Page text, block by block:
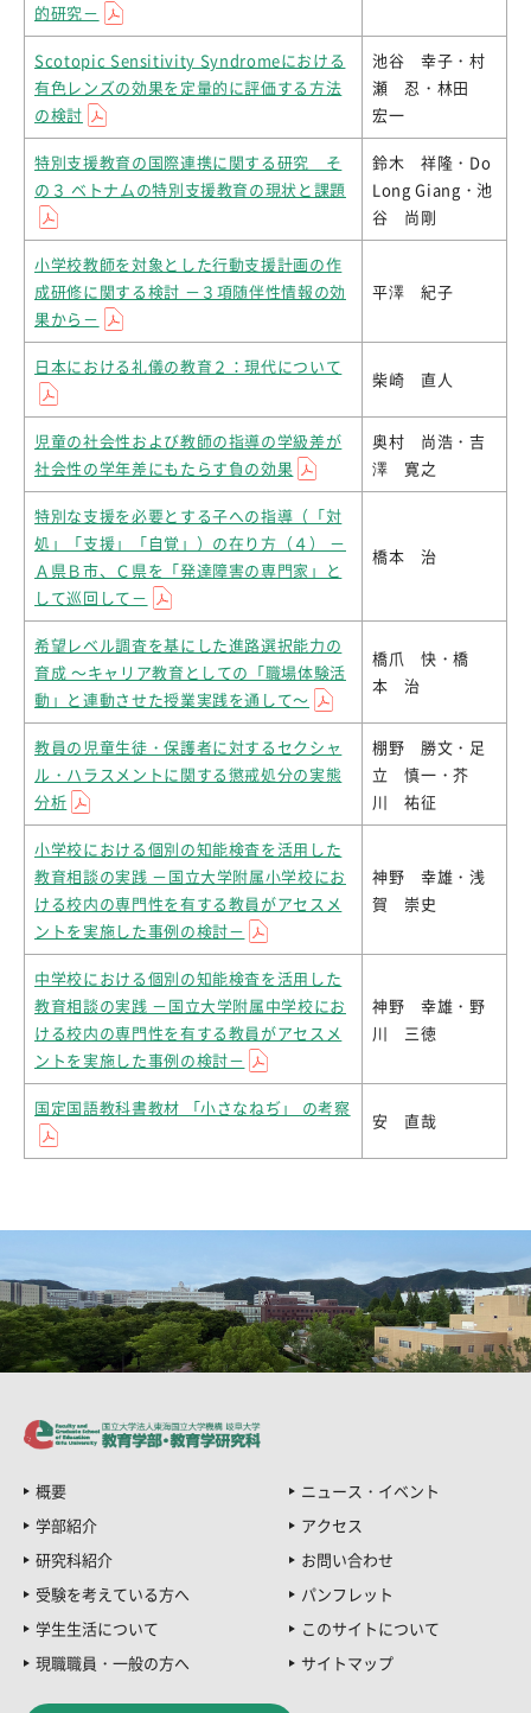
的研究－
Scotopic Sensitivity Syndromeにおける
有色レンズの効果を定量的に評価する方法
の検討
池谷 幸子・村
瀬 忍・林田
宏一
特別支援教育の国際連携に関する研究 そ
の３ ベトナムの特別支援教育の現状と課題
鈴木 祥隆・Do
Long Giang・池
谷 尚剛
小学校教師を対象とした行動支援計画の作
成研修に関する検討 －３項随伴性情報の効
果から－
平澤 紀子
日本における礼儀の教育２：現代について
柴崎 直人
児童の社会性および教師の指導の学級差が
社会性の学年差にもたらす負の効果
奥村 尚浩・吉
澤 寛之
特別な支援を必要とする子への指導（「対
処」「支援」「自覚」）の在り方（４） －
Ａ県Ｂ市、Ｃ県を「発達障害の専門家」と
して巡回して－
橋本 治
希望レベル調査を基にした進路選択能力の
育成 ～キャリア教育としての「職場体験活
動」と連動させた授業実践を通して～
橋爪 快・橋
本 治
教員の児童生徒・保護者に対するセクシャ
ル・ハラスメントに関する懲戒処分の実態
分析
棚野 勝文・足
立 慎一・芥
川 祐征
小学校における個別の知能検査を活用した
教育相談の実践 －国立大学附属小学校にお
ける校内の専門性を有する教員がアセスメ
ントを実施した事例の検討－
神野 幸雄・浅
賀 崇史
中学校における個別の知能検査を活用した
教育相談の実践 －国立大学附属中学校にお
ける校内の専門性を有する教員がアセスメ
ントを実施した事例の検討－
神野 幸雄・野
川 三徳
国定国語教科書教材 「小さなねぢ」 の考察
安 直哉
概要
学部紹介
研究科紹介
受験を考えている方へ
学生生活について
現職職員・一般の方へ
ニュース・イベント
アクセス
お問い合わせ
パンフレット
このサイトについて
サイトマップ